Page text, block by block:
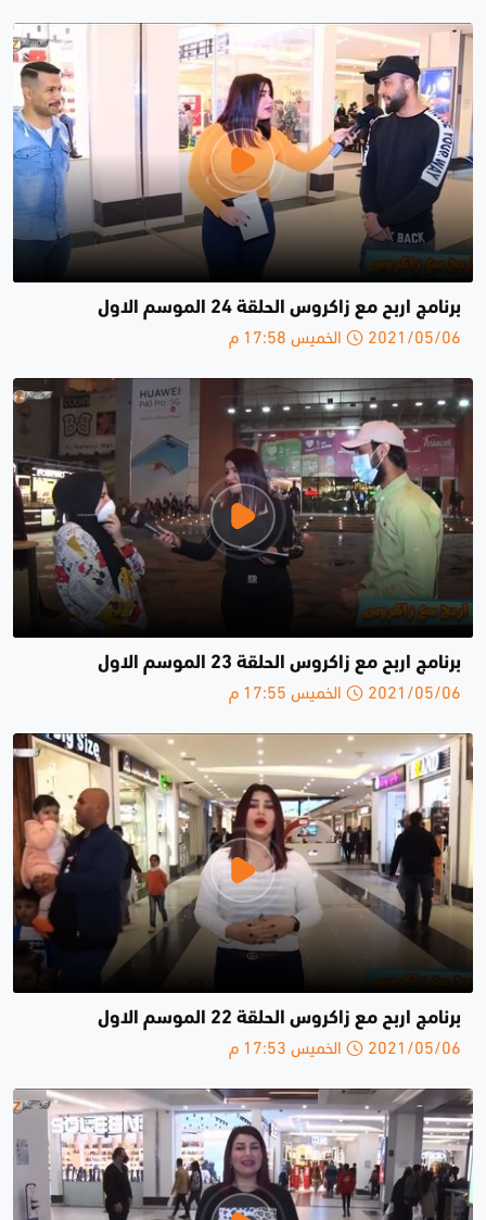
برنامج اربح مع زاكروس الحلقة 24 الموسم الاول
2021/05/06 الخميس 17:58 م
برنامج اربح مع زاكروس الحلقة 23 الموسم الاول
2021/05/06 الخميس 17:55 م
برنامج اربح مع زاكروس الحلقة 22 الموسم الاول
2021/05/06 الخميس 17:53 م